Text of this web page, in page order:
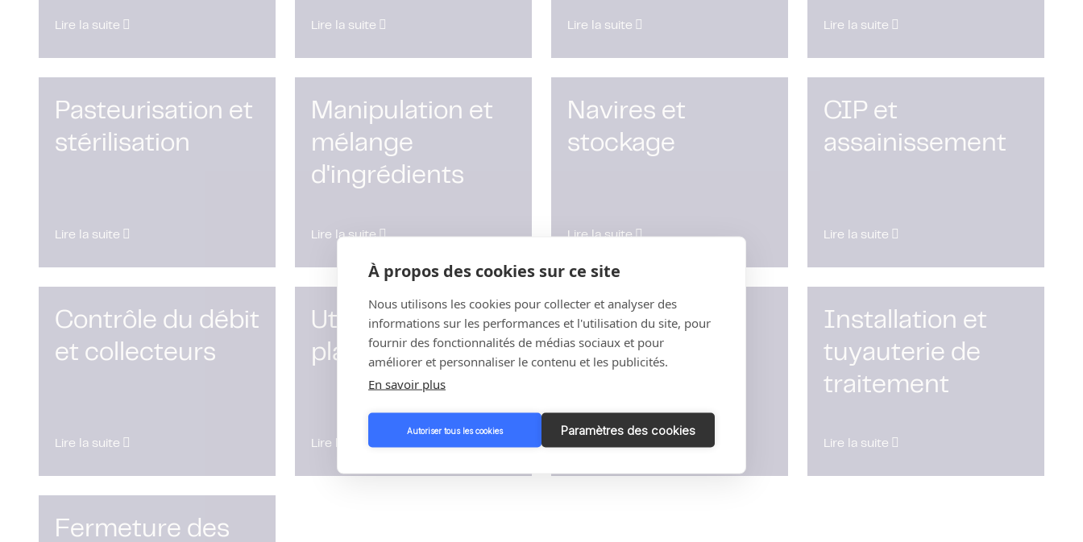
À propos des cookies sur ce site
Nous utilisons les cookies pour collecter et analyser des
informations sur les performances et l'utilisation du site, pour
fournir des fonctionnalités de médias sociaux et pour
améliorer et personnaliser le contenu et les publicités.
En savoir plus
Autoriser tous les cookies Paramètres des cookies
Lire la suite Lire la suite Lire la suite Lire la suite
Pasteurisation et
stérilisation
Lire la suite
Manipulation et
mélange
d'ingrédients
Lire la suite
Navires et
stockage
Lire la suite
CIP et
assainissement
Lire la suite
Contrôle du débit
et collecteurs
Lire la suite
Utilitaires et
plateformes
Lire la suite
Automatisation
et numérique
Installation et
tuyauterie de
traitement
Lire la suite
Fermeture des